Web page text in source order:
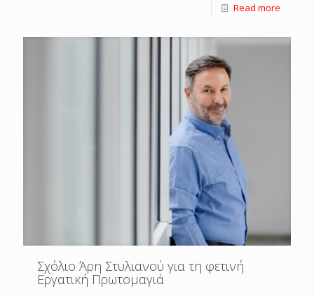
Read more
Σχόλιο Άρη Στυλιανού για τη φετινή
Εργατική Πρωτομαγιά